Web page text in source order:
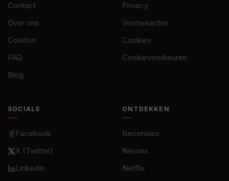
Contact
Over ons
Colofon
FAQ
Blog
Privacy
Voorwaarden
Cookies
Cookievoorkeuren
SOCIALS
Facebook
X (Twitter)
LinkedIn
ONTDEKKEN
Recensies
Nieuws
Netflix